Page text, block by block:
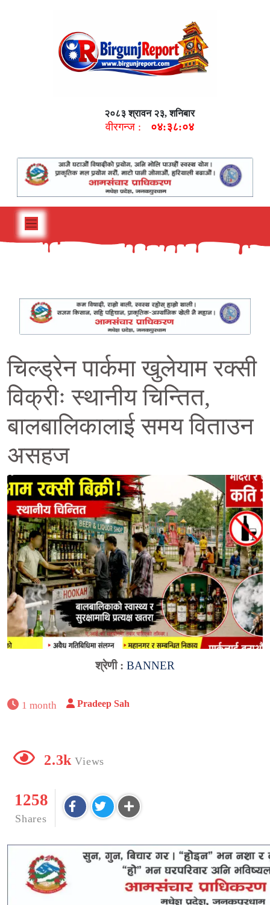
२०८३ श्रावन २३, शनिबार
वीरगन्ज : ०४:३८:०५
चिल्ड्रेन पार्कमा खुलेयाम रक्सी
विक्रीः स्थानीय चिन्तित,
बालबालिकालाई समय विताउन
असहज
श्रेणी : BANNER
1 month Pradeep Sah
2.3k Views
1258
Shares